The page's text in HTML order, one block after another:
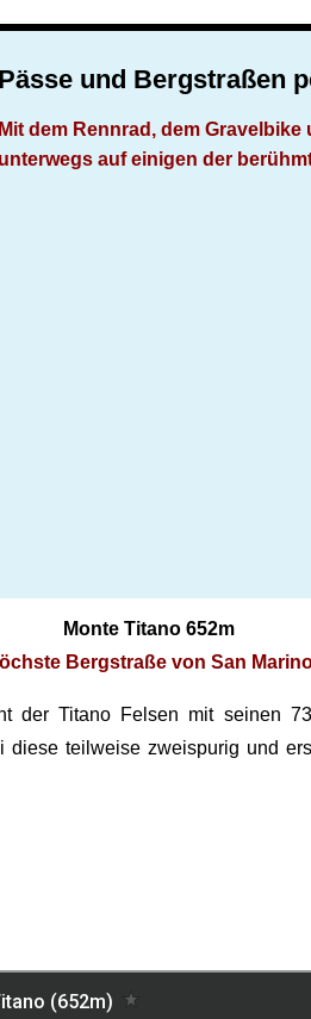
Pässe und Bergstraßen
Mit dem Rennrad, dem
unterwegs auf einigen der
Monte Titano 652m
Bergstraße von San
der Titano Felsen mit seinen
teilweise zweispurig und